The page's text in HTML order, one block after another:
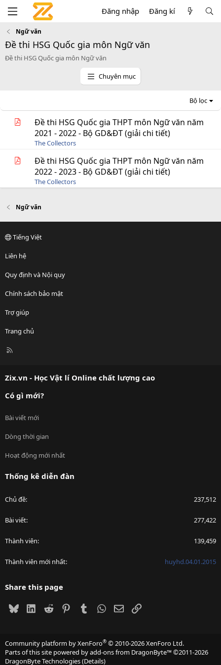
Đăng nhập Đăng kí
Ngữ văn
Đề thi HSG Quốc gia môn Ngữ văn
Đề thi HSG Quốc gia môn Ngữ văn
Chuyên mục
Bộ lọc
Đề thi HSG Quốc gia THPT môn Ngữ văn năm
2021 - 2022 - Bộ GD&ĐT (giải chi tiết)
The Collectors
Đề thi HSG Quốc gia THPT môn Ngữ văn năm
2022 - 2023 - Bộ GD&ĐT (giải chi tiết)
The Collectors
Ngữ văn
Tiếng Việt
Liên hệ
Quy định và Nội quy
Chính sách bảo mật
Trợ giúp
Trang chủ
R
Zix.vn - Học Vật lí Online chất lượng cao
Có gì mới?
Bài viết mới
Dòng thời gian
Hoạt động mới nhất
Thống kê diễn đàn
Chủ đề 237,512
Bài viết 277,422
Thành viên 139,459
Thành viên mới nhất huyhd.04.01.2015
Share this page
BlueskyLinkedIn
Reddit PinterestTumblrWhatsApp
EmailLink
Community platform by XenForo® © 2010-2026 XenForo Ltd.
Parts of this site powered byadd-ons from DragonByte™©2011-2026
DragonByte Technologies(Details)